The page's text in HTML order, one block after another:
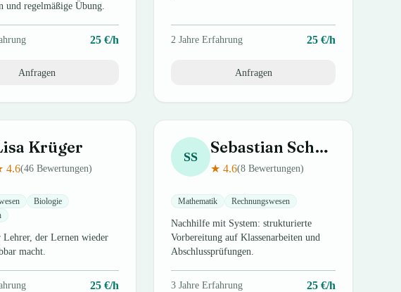
und regelmäßige Übung.
25 €/h
Anfragen
2 Jahre Erfahrung 25 €/h
Anfragen
Krüger
4.6(46 Bewertungen)
Biologie
Lehrer, der Lernen wieder
macht.
25 €/h
SS Sebastian Schmitt
★ 4.6(8 Bewertungen)
Mathematik Rechnungswesen
Nachhilfe mit System: strukturierte
Vorbereitung auf Klassenarbeiten und
Abschlussprüfungen.
3 Jahre Erfahrung 25 €/h